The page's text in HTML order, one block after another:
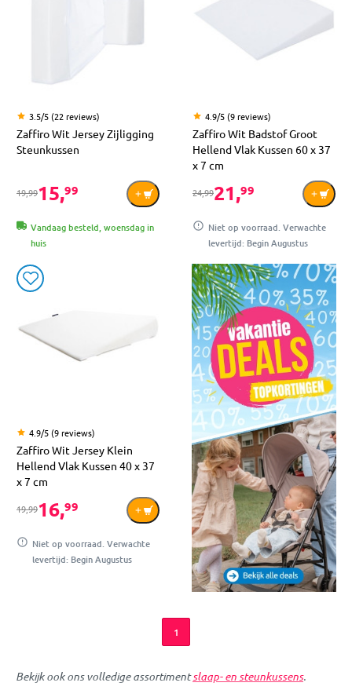
3.5/5 (22 reviews)
Zaffiro Wit Jersey Zijligging
Steunkussen
19,9915,99
Vandaag besteld, woensdag in
huis
4.9/5 (9 reviews)
Zaffiro Wit Badstof Groot
Hellend Vlak Kussen 60 x 37
x 7 cm
24,9921,99
Niet op voorraad. Verwachte
levertijd: Begin Augustus
4.9/5 (9 reviews)
Zaffiro Wit Jersey Klein
Hellend Vlak Kussen 40 x 37
x 7 cm
19,9916,99
Niet op voorraad. Verwachte
levertijd: Begin Augustus
1
Bekijk ook ons volledige assortimentslaap- en steunkussens.